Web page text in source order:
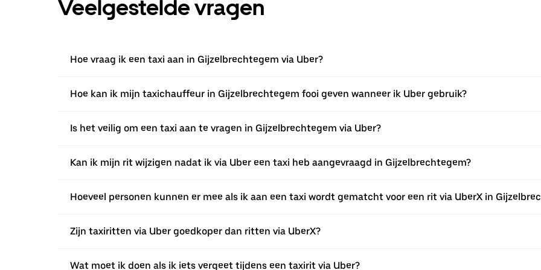
Veelgestelde vragen
Hoe vraag ik een taxi aan in Gijzelbrechtegem via Uber?
Hoe kan ik mijn taxichauffeur in Gijzelbrechtegem fooi geven wanneer ik Uber gebruik?
Is het veilig om een taxi aan te vragen in Gijzelbrechtegem via Uber?
Kan ik mijn rit wijzigen nadat ik via Uber een taxi heb aangevraagd in Gijzelbrechtegem?
Hoeveel personen kunnen er mee als ik aan een taxi wordt gematcht voor een rit via UberX in
Zijn taxiritten via Uber goedkoper dan ritten via UberX?
Wat moet ik doen als ik iets vergeet tijdens een taxirit via Uber?